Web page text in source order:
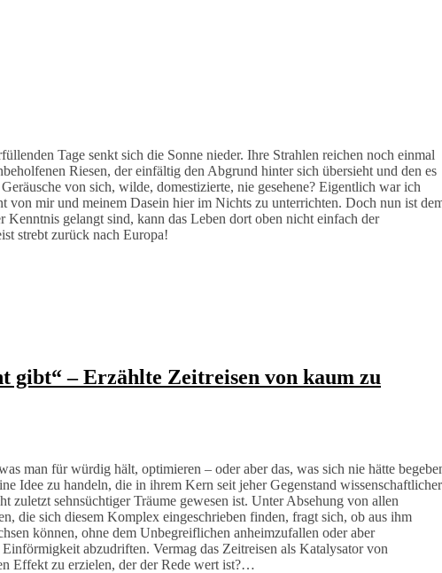
Tage senkt sich die Sonne nieder. Ihre Strahlen reichen noch einmal
Riesen, der einfältig den Abgrund hinter sich übersieht und den es
von sich, wilde, domestizierte, nie gesehene? Eigentlich war ich
von mir und meinem Dasein hier im Nichts zu unterrichten. Doch nun ist
Kenntnis gelangt sind, kann das Leben dort oben nicht einfach der
strebt zurück nach Europa!
gibt“ – Erzählte Zeitreisen von kaum zu
man für würdig hält, optimieren – oder aber das, was sich nie hätte
Idee zu handeln, die in ihrem Kern seit jeher Gegenstand wissenschaftlicher
zuletzt sehnsüchtiger Träume gewesen ist. Unter Absehung von allen
die sich diesem Komplex eingeschrieben finden, fragt sich, ob aus ihm
können, ohne dem Unbegreiflichen anheimzufallen oder aber
abzudriften. Vermag das Zeitreisen als Katalysator von
Effekt zu erzielen, der der Rede wert ist?…